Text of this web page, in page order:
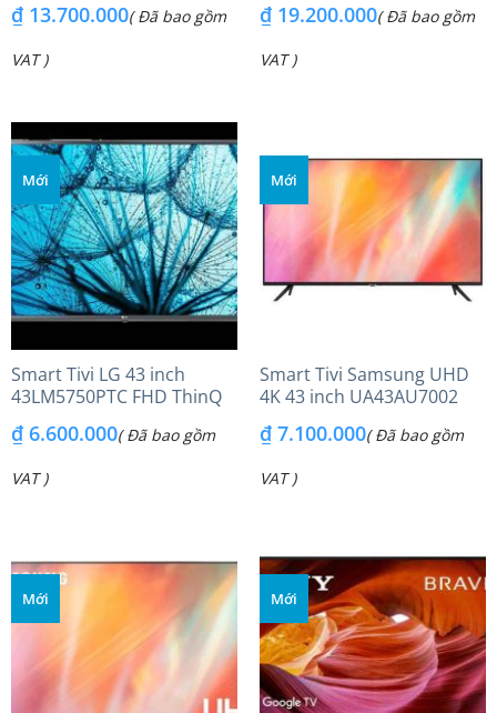
₫13.700.000( Đã bao gồm
VAT )
₫19.200.000( Đã bao gồm
VAT )
Mới
Smart Tivi LG 43 inch
43LM5750PTC FHD ThinQ
AI
₫6.600.000( Đã bao gồm
VAT )
Mới
Smart Tivi Samsung UHD
4K 43 inch UA43AU7002
₫7.100.000( Đã bao gồm
VAT )
Mới Mới